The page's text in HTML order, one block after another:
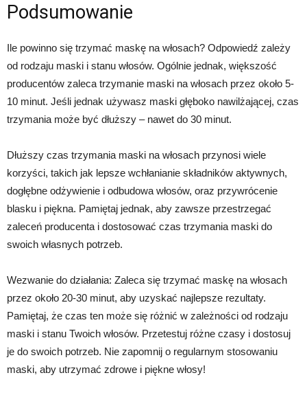
Podsumowanie
Ile powinno się trzymać maskę na włosach? Odpowiedź zależy
od rodzaju maski i stanu włosów. Ogólnie jednak, większość
producentów zaleca trzymanie maski na włosach przez około 5-
10 minut. Jeśli jednak używasz maski głęboko nawilżającej, czas
trzymania może być dłuższy – nawet do 30 minut.
Dłuższy czas trzymania maski na włosach przynosi wiele
korzyści, takich jak lepsze wchłanianie składników aktywnych,
dogłębne odżywienie i odbudowa włosów, oraz przywrócenie
blasku i piękna. Pamiętaj jednak, aby zawsze przestrzegać
zaleceń producenta i dostosować czas trzymania maski do
swoich własnych potrzeb.
Wezwanie do działania: Zaleca się trzymać maskę na włosach
przez około 20-30 minut, aby uzyskać najlepsze rezultaty.
Pamiętaj, że czas ten może się różnić w zależności od rodzaju
maski i stanu Twoich włosów. Przetestuj różne czasy i dostosuj
je do swoich potrzeb. Nie zapomnij o regularnym stosowaniu
maski, aby utrzymać zdrowe i piękne włosy!